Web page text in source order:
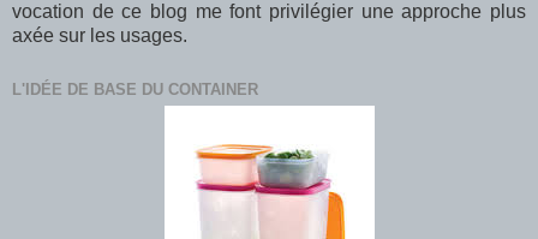
vocation de ce blog me font privilégier une approche plus
axée sur les usages.
L'IDÉE DE BASE DU CONTAINER